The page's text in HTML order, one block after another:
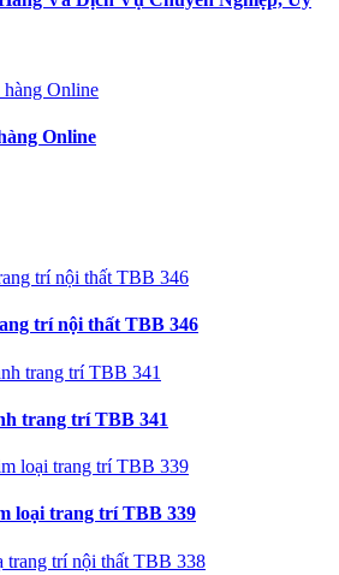
Online
trí nội thất TBB 346
trang trí TBB 341
loại trang trí TBB 339